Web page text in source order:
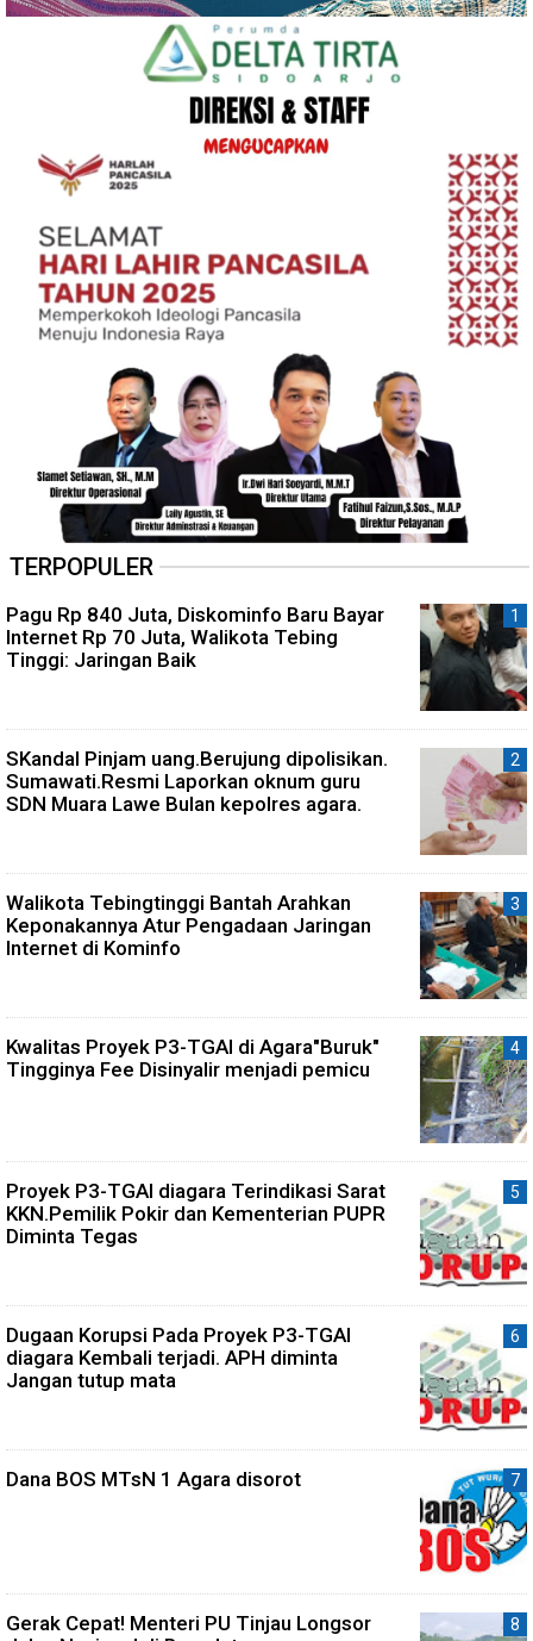
TERPOPULER
Pagu Rp 840 Juta, Diskominfo Baru Bayar
Internet Rp 70 Juta, Walikota Tebing
Tinggi: Jaringan Baik
SKandal Pinjam uang.Berujung dipolisikan.
Sumawati.Resmi Laporkan oknum guru
SDN Muara Lawe Bulan kepolres agara.
Walikota Tebingtinggi Bantah Arahkan
Keponakannya Atur Pengadaan Jaringan
Internet di Kominfo
Kwalitas Proyek P3-TGAI di Agara"Buruk"
Tingginya Fee Disinyalir menjadi pemicu
Proyek P3-TGAI diagara Terindikasi Sarat
KKN.Pemilik Pokir dan Kementerian PUPR
Diminta Tegas
Dugaan Korupsi Pada Proyek P3-TGAI
diagara Kembali terjadi. APH diminta
Jangan tutup mata
Dana BOS MTsN 1 Agara disorot
Gerak Cepat! Menteri PU Tinjau Longsor